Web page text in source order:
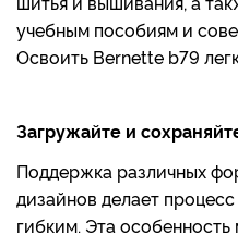
учебным пособиям и
Освоить Bernette b79
Загружайте и
Поддержка различных
дизайнов делает
гибким. Эта